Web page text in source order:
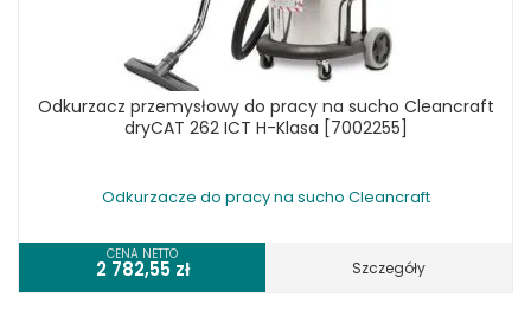
Odkurzacz przemysłowy do pracy na sucho Cleancraft
dryCAT 262 ICT H-Klasa [7002255]
Odkurzacze do pracy na sucho Cleancraft
CENA NETTO
2 782,55 zł Szczegóły